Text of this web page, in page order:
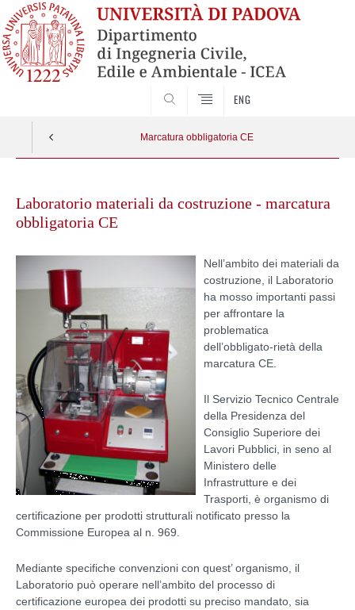
ENG
Marcatura obbligatoria CE
contentLaboratorio materiali da costruzione - marcatura
obbligatoria CE
Nell’ambito dei materiali da
costruzione, il Laboratorio
ha mosso importanti passi
per affrontare la
problematica
dell’obbligato-rietà della
marcatura CE.
Il Servizio Tecnico Centrale
della Presidenza del
Consiglio Superiore dei
Lavori Pubblici, in seno al
Ministero delle
Infrastrutture e dei
Trasporti, è organismo di
certificazione per prodotti strutturali notificato presso la
Commissione Europea al n. 969.
Mediante specifiche convenzioni con quest’ organismo, il
Laboratorio può operare nell’ambito del processo di
certificazione europea dei prodotti su preciso mandato, sia